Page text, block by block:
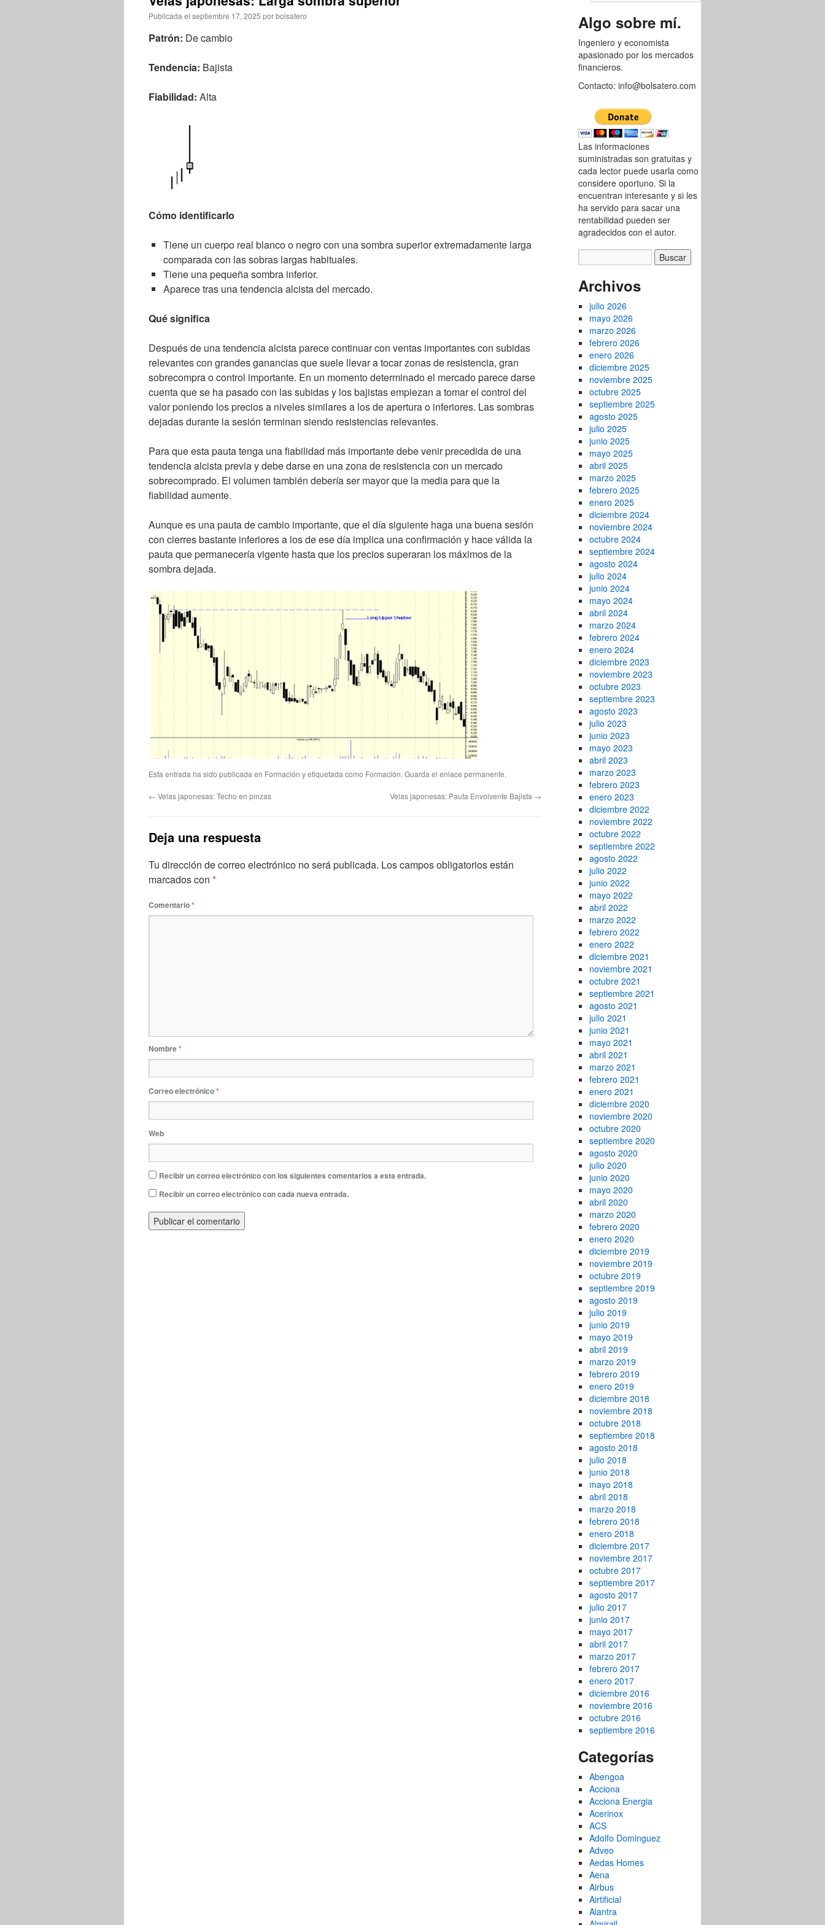
Publicada el septiembre 17, 2025 porbolsatero
Patrón: De cambio
Tendencia: Bajista
Fiabilidad: Alta
Cómo identificarlo
Tiene un cuerpo real blanco o negro con una sombra superior extremadamente larga
comparada con las sobras largas habituales.
Tiene una pequeña sombra inferior.
Aparece tras una tendencia alcista del mercado.
Qué significa
Después de una tendencia alcista parece continuar con ventas importantes con subidas
relevantes con grandes ganancias que suele llevar a tocar zonas de resistencia, gran
sobrecompra o control importante. En un momento determinado el mercado parece darse
cuenta que se ha pasado con las subidas y los bajistas empiezan a tomar el control del
valor poniendo los precios a niveles similares a los de apertura o inferiores. Las sombras
dejadas durante la sesión terminan siendo resistencias relevantes.
Para que esta pauta tenga una fiabilidad más importante debe venir precedida de una
tendencia alcista previa y debe darse en una zona de resistencia con un mercado
sobrecomprado. El volumen también debería ser mayor que la media para que la
fiabilidad aumente.
Aunque es una pauta de cambio importante, que el día siguiente haga una buena sesión
con cierres bastante inferiores a los de ese día implica una confirmación y hace válida la
pauta que permanecería vigente hasta que los precios superaran los máximos de la
sombra dejada.
Esta entrada ha sido publicada en Formación y etiquetada como Formación. Guarda el enlace permanente.
← Velas japonesas: Techo en pinzas Velas japonesas: Pauta Envolvente Bajista →
Deja una respuesta
Tu dirección de correo electrónico no será publicada. Los campos obligatorios están
marcados con *
Comentario*
Nombre*
Correo electrónico*
Web
Recibir un correo electrónico con los siguientes comentarios a esta entrada.
Recibir un correo electrónico con cada nueva entrada.
Algo sobre mí.
Ingeniero y economista
apasionado por los mercados
financieros.
Contacto: info@bolsatero.com
Las informaciones
suministradas son gratuitas y
cada lector puede usarla como
considere oportuno. Si la
encuentran interesante y si les
ha servido para sacar una
rentabilidad pueden ser
agradecidos con el autor.
Archivos
julio 2026
mayo 2026
marzo 2026
febrero 2026
enero 2026
diciembre 2025
noviembre 2025
octubre 2025
septiembre 2025
agosto 2025
julio 2025
junio 2025
mayo 2025
abril 2025
marzo 2025
febrero 2025
enero 2025
diciembre 2024
noviembre 2024
octubre 2024
septiembre 2024
agosto 2024
julio 2024
junio 2024
mayo 2024
abril 2024
marzo 2024
febrero 2024
enero 2024
diciembre 2023
noviembre 2023
octubre 2023
septiembre 2023
agosto 2023
julio 2023
junio 2023
mayo 2023
abril 2023
marzo 2023
febrero 2023
enero 2023
diciembre 2022
noviembre 2022
octubre 2022
septiembre 2022
agosto 2022
julio 2022
junio 2022
mayo 2022
abril 2022
marzo 2022
febrero 2022
enero 2022
diciembre 2021
noviembre 2021
octubre 2021
septiembre 2021
agosto 2021
julio 2021
junio 2021
mayo 2021
abril 2021
marzo 2021
febrero 2021
enero 2021
diciembre 2020
noviembre 2020
octubre 2020
septiembre 2020
agosto 2020
julio 2020
junio 2020
mayo 2020
abril 2020
marzo 2020
febrero 2020
enero 2020
diciembre 2019
noviembre 2019
octubre 2019
septiembre 2019
agosto 2019
julio 2019
junio 2019
mayo 2019
abril 2019
marzo 2019
febrero 2019
enero 2019
diciembre 2018
noviembre 2018
octubre 2018
septiembre 2018
agosto 2018
julio 2018
junio 2018
mayo 2018
abril 2018
marzo 2018
febrero 2018
enero 2018
diciembre 2017
noviembre 2017
octubre 2017
septiembre 2017
agosto 2017
julio 2017
junio 2017
mayo 2017
abril 2017
marzo 2017
febrero 2017
enero 2017
diciembre 2016
noviembre 2016
octubre 2016
septiembre 2016
Categorías
Abengoa
Acciona
Acciona Energia
Acerinox
ACS
Adolfo Dominguez
Adveo
Aedas Homes
Aena
Airbus
Airtificial
Alantra